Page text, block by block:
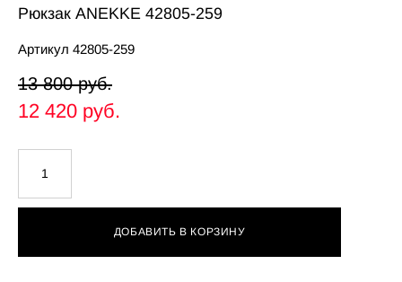
Рюкзак ANEKKE 42805-259
Артикул 42805-259
13 800 pуб.
12 420 pуб.
ДОБАВИТЬ В КОРЗИНУ